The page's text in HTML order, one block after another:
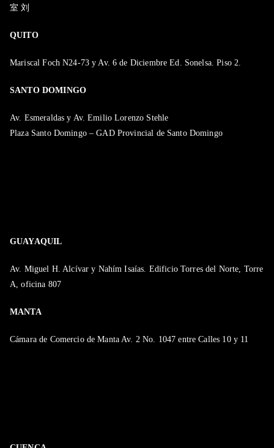
室 刘
QUITO
Mariscal Foch N24-73 y Av. 6 de Diciembre Ed. Sonelsa. Piso 2.
SANTO DOMINGO
Av. Esmeraldas y Av. Emilio Lorenzo Stehle
Plaza Santo Domingo – GAD Provincial de Santo Domingo
GUAYAQUIL
Av. Miguel H. Alcívar y Nahím Isaías. Edificio Torres del Norte, Torre
A, oficina 807
MANTA
Cámara de Comercio de Manta Av. 2 No. 1047 entre Calles 10 y 11